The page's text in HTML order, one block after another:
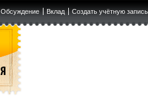
Обсуждение Вклад Создать учётную запись